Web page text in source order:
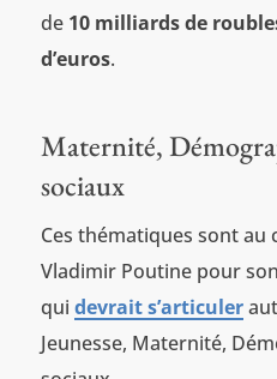
de 10 milliards de
d’euros.
Maternité,
sociaux
Ces thématiques sont
Vladimir Poutine pour
qui devrait s’articuler
Jeunesse, Maternité,